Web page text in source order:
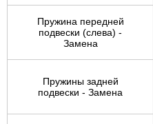
Пружина передней
подвески (слева) -
Замена
Пружины задней
подвески - Замена